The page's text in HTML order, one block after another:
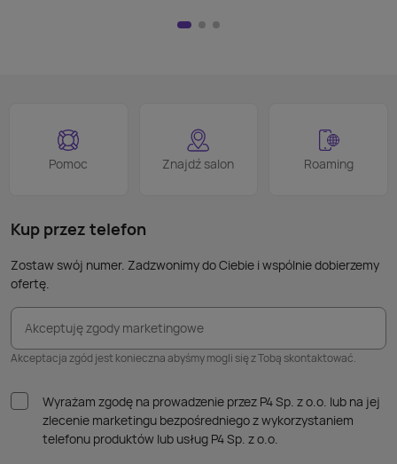
Pomoc Znajdź salon Roaming
Kup przez telefon
Zostaw swój numer. Zadzwonimy do Ciebie i wspólnie dobierzemy
ofertę.
Akceptuję zgody marketingowe
Akceptacja zgód jest konieczna abyśmy mogli się z Tobą skontaktować.
Wyrażam zgodę na prowadzenie przez P4 Sp. z o.o. lub na jej
zlecenie marketingu bezpośredniego z wykorzystaniem
telefonu produktów lub usług P4 Sp. z o.o.